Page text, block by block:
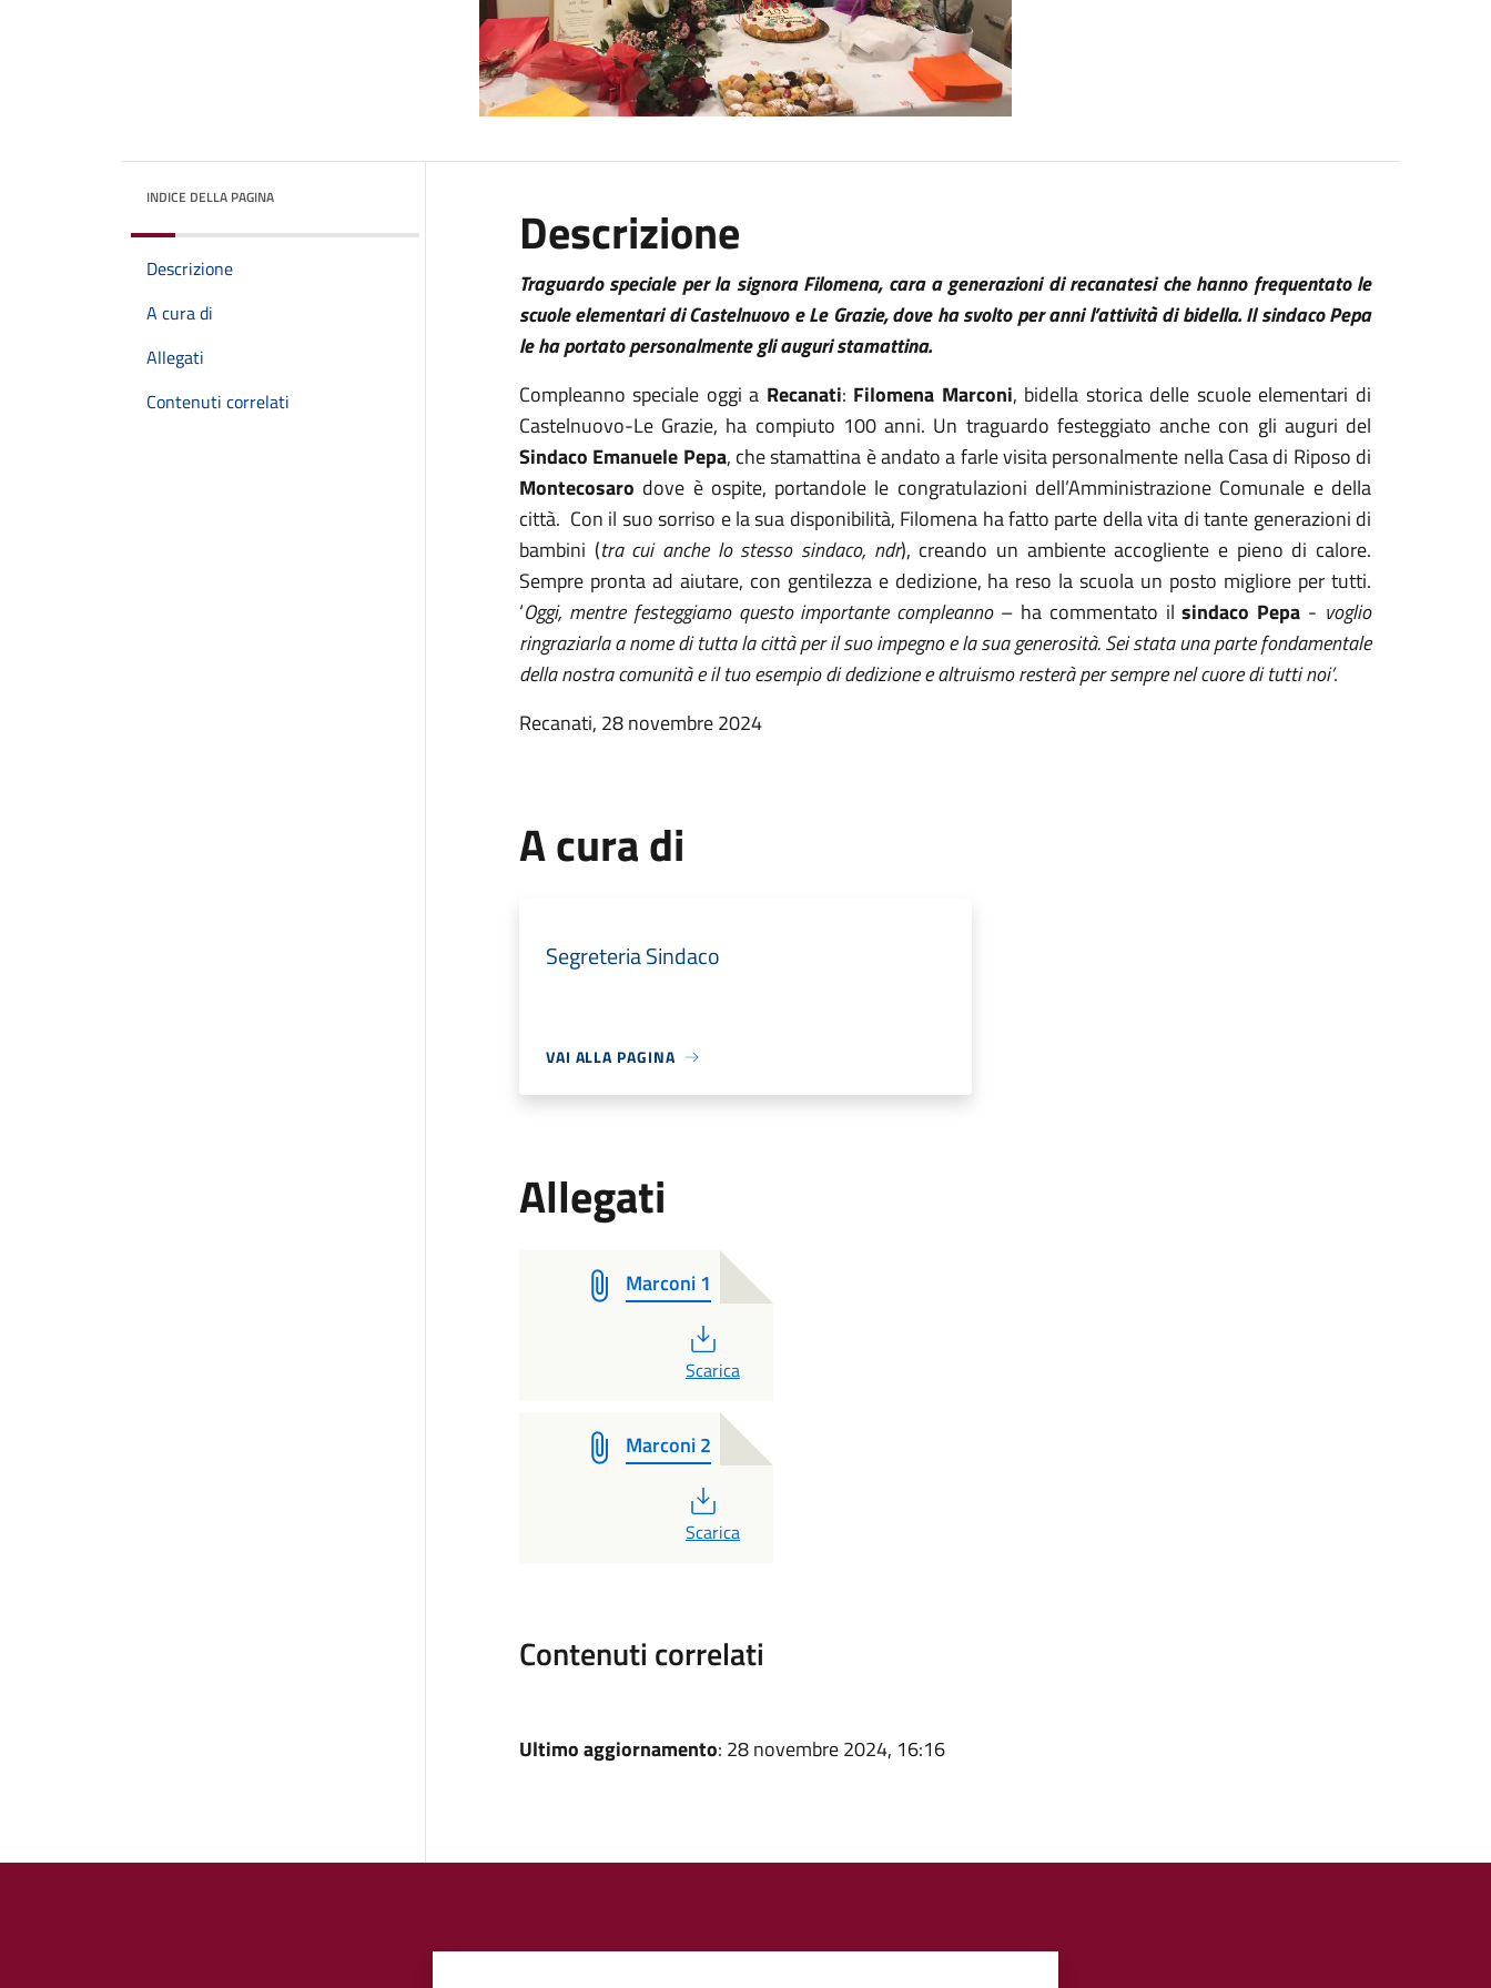
INDICE DELLA PAGINA
Descrizione
A cura di
Allegati
Contenuti correlati
Descrizione
Traguardo speciale per la signora Filomena, cara a generazioni di recanatesi che hanno frequentato le
scuole elementari di Castelnuovo e Le Grazie, dove ha svolto per anni l’attività di bidella. Il sindaco Pepa
le ha portato personalmente gli auguri stamattina.
Compleanno speciale oggi a Recanati: Filomena Marconi, bidella storica delle scuole elementari di
Castelnuovo-Le Grazie, ha compiuto 100 anni. Un traguardo festeggiato anche con gli auguri del
Sindaco Emanuele Pepa, che stamattina è andato a farle visita personalmente nella Casa di Riposo di
Montecosaro dove è ospite, portandole le congratulazioni dell’Amministrazione Comunale e della
città. Con il suo sorriso e la sua disponibilità, Filomena ha fatto parte della vita di tante generazioni di
bambini (tra cui anche lo stesso sindaco, ndr), creando un ambiente accogliente e pieno di calore.
Sempre pronta ad aiutare, con gentilezza e dedizione, ha reso la scuola un posto migliore per tutti.
‘Oggi, mentre festeggiamo questo importante compleanno– ha commentato ilsindaco Pepa - voglio
ringraziarla a nome di tutta la città per il suo impegno e la sua generosità. Sei stata una parte fondamentale
della nostra comunità e il tuo esempio di dedizione e altruismo resterà per sempre nel cuore di tutti noi’.
Recanati, 28 novembre 2024
A cura di
Segreteria Sindaco
VAI ALLA PAGINA
Allegati
Marconi 1
PDF
Scarica
Marconi 2
PDF
Scarica
Contenuti correlati
Ultimo aggiornamento: 28 novembre 2024, 16:16